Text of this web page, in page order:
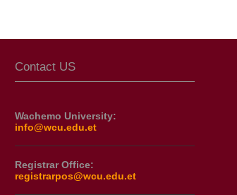
Contact US
Wachemo University:
info@wcu.edu.et
Registrar Office:
registrarpos@wcu.edu.et